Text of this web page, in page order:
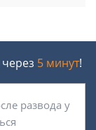
5 минут!